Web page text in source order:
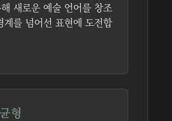
새로운 예술 언어를 창조
계를 넘어선 표현에 도전합
형